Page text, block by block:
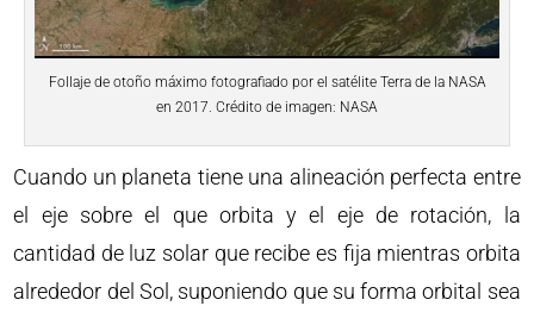
Follaje de otoño máximo fotografiado por el satélite Terra de la NASA
en 2017. Crédito de imagen: NASA
Cuando un planeta tiene una alineación perfecta entre
el eje sobre el que orbita y el eje de rotación, la
cantidad de luz solar que recibe es fija mientras orbita
alrededor del Sol, suponiendo que su forma orbital sea